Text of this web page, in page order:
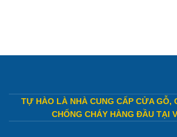
TỰ HÀO LÀ NHÀ CUNG CẤP CỬA GỖ,
CHỐNG CHÁY HÀNG ĐẦU TẠI